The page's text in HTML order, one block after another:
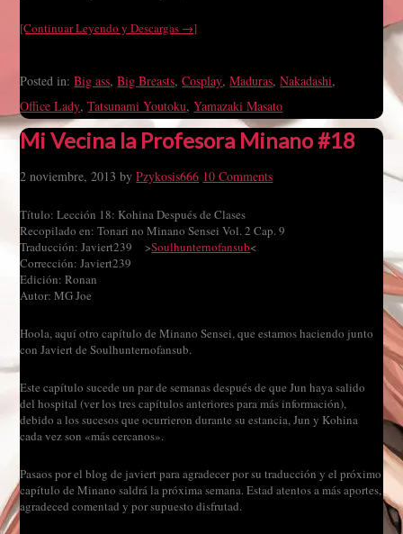
[Continuar Leyendo y Descargas →]
Posted in:Big ass,Big Breasts,Cosplay,Maduras,Nakadashi,
Office Lady,Tatsunami Youtoku,Yamazaki Masato
Mi Vecina la Profesora Minano #18
2 noviembre, 2013 byPzykosis666 10 Comments
Título: Lección 18: Kohina Después de Clases
Recopilado en: Tonari no Minano Sensei Vol. 2 Cap. 9
Traducción: Javiert239 >Soulhunternofansub<
Corrección: Javiert239
Edición: Ronan
Autor: MG Joe
Hoola, aquí otro capítulo de Minano Sensei, que estamos haciendo junto
con Javiert de Soulhunternofansub.
Este capítulo sucede un par de semanas después de que Jun haya salido
del hospital (ver los tres capítulos anteriores para más información),
debido a los sucesos que ocurrieron durante su estancia, Jun y Kohina
cada vez son «más cercanos».
Pasaos por el blog de javiert para agradecer por su traducción y el próximo
capítulo de Minano saldrá la próxima semana. Estad atentos a más aportes,
agradeced comentad y por supuesto disfrutad.